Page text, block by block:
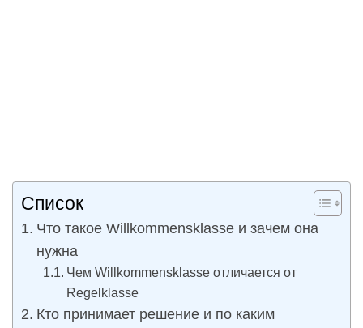
Список
Что такое Willkommensklasse и зачем она
нужна
Чем Willkommensklasse отличается от
Regelklasse
Кто принимает решение и по каким